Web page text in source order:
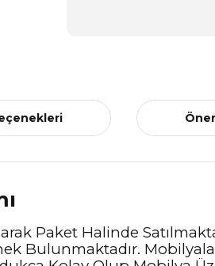
Paket Halinde
Bulunmaktadır.